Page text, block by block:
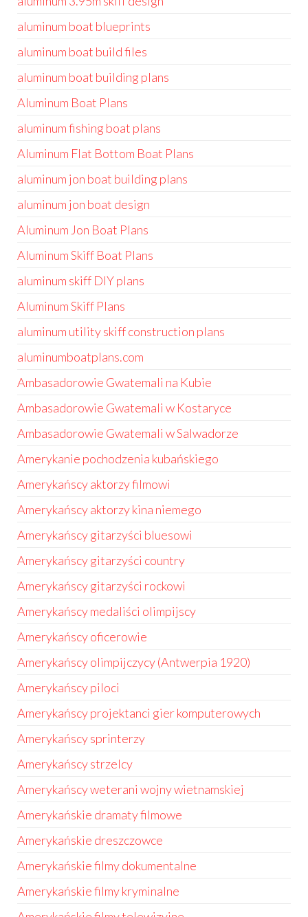
aluminum boat blueprints
aluminum boat build files
aluminum boat building plans
Aluminum Boat Plans
aluminum fishing boat plans
Aluminum Flat Bottom Boat Plans
aluminum jon boat building plans
aluminum jon boat design
Aluminum Jon Boat Plans
Aluminum Skiff Boat Plans
aluminum skiff DIY plans
Aluminum Skiff Plans
aluminum utility skiff construction plans
aluminumboatplans.com
Ambasadorowie Gwatemali na Kubie
Ambasadorowie Gwatemali w Kostaryce
Ambasadorowie Gwatemali w Salwadorze
Amerykanie pochodzenia kubańskiego
Amerykańscy aktorzy filmowi
Amerykańscy aktorzy kina niemego
Amerykańscy gitarzyści bluesowi
Amerykańscy gitarzyści country
Amerykańscy gitarzyści rockowi
Amerykańscy medaliści olimpijscy
Amerykańscy oficerowie
Amerykańscy olimpijczycy (Antwerpia 1920)
Amerykańscy piloci
Amerykańscy projektanci gier komputerowych
Amerykańscy sprinterzy
Amerykańscy strzelcy
Amerykańscy weterani wojny wietnamskiej
Amerykańskie dramaty filmowe
Amerykańskie dreszczowce
Amerykańskie filmy dokumentalne
Amerykańskie filmy kryminalne